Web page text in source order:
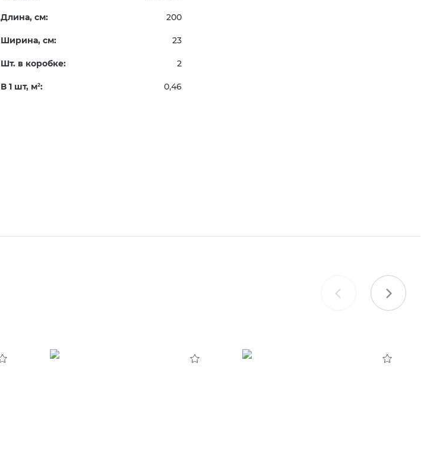
Длина, см: 200
Ширина, см: 23
Шт. в коробке: 2
В 1 шт, м2: 0,46